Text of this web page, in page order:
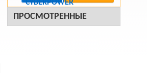
ПРОСМОТРЕННЫЕ